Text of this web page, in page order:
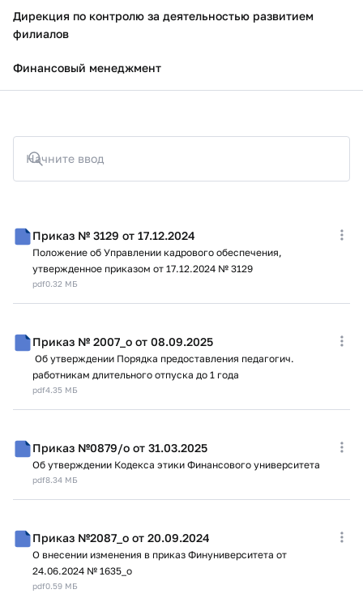
Дирекция по контролю за деятельностью развитием
филиалов
Финансовый менеджмент
Начните ввод
Приказ № 3129 от 17.12.2024
Положение об Управлении кадрового обеспечения,
утвержденное приказом от 17.12.2024 № 3129
pdf0.32 МБ
Приказ № 2007_о от 08.09.2025
Об утверждении Порядка предоставления педагогич.
работникам длительного отпуска до 1 года
pdf4.35 МБ
Приказ №0879/о от 31.03.2025
Об утверждении Кодекса этики Финансового университета
pdf8.34 МБ
Приказ №2087_о от 20.09.2024
О внесении изменения в приказ Финуниверситета от
24.06.2024 № 1635_о
pdf0.59 МБ